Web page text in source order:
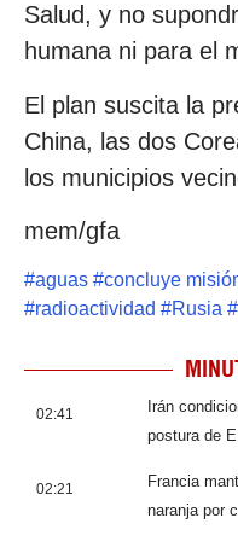
Salud, y no
humana ni para el
El plan suscita la
China, las dos
los municipios
mem/gfa
#aguas #concluye
#radioactividad #Rusia #
02:41
Irán
postura de
02:21
Francia
naranja por